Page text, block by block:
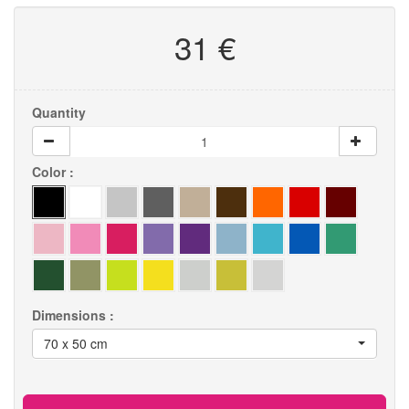
31 €
Quantity
Color :
Dimensions :
70 x 50 cm